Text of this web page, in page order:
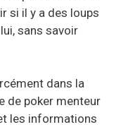
si il y a des loups
sans savoir
dans la
de poker menteur
les informations